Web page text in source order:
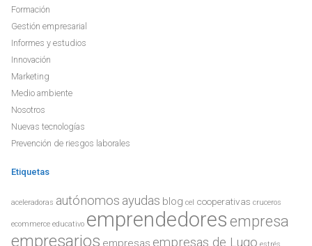
Formación
Gestión empresarial
Informes y estudios
Innovación
Marketing
Medio ambiente
Nosotros
Nuevas tecnologías
Prevención de riesgos laborales
Etiquetas
aceleradoras autónomos ayudas blog cel cooperativas cruceros
ecommerce educativo emprendedores empresa
empresarios empresas de Lugo